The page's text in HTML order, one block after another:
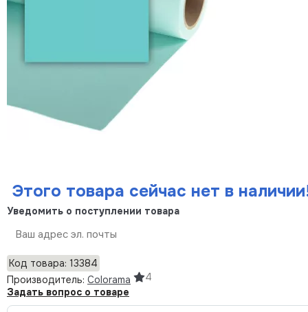
Этого товара сейчас нет в
Уведомить о поступлении товара
Код товара: 13384
Производитель: Colorama
4
Задать вопрос о товаре